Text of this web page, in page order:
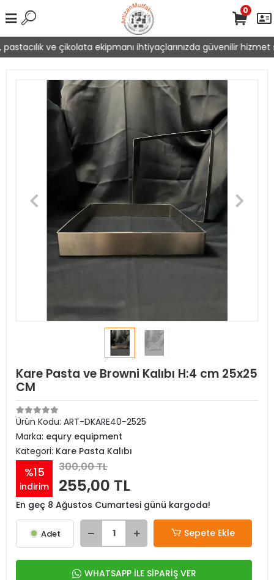
ve çikolata ekipmanı ihtiyaçlarınızda güvenilir hizmet
0
Kare Pasta ve Browni Kalıbı H:4 cm 25x25
CM
Ürün Kodu: ART-DKARE40-2525
Marka: equry equipment
Kategori: Kare Pasta Kalıbı
%15
indirim
300,00 TL
255,00 TL
En geç 8 Ağustos Cumartesi günü kargoda!
Adet Sepete Ekle
WHATSAPP İLE SİPARİŞ VER